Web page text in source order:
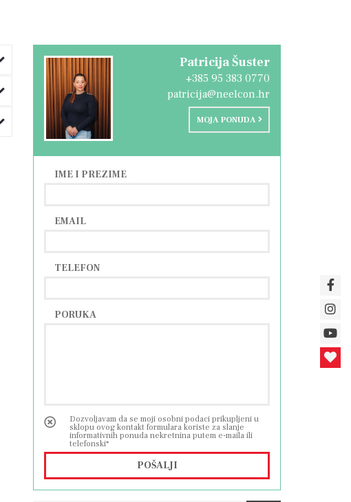
Patricija Šuster
+385 95 383 0770
patricija@neelcon.hr
MOJA PONUDA
IME I PREZIME
EMAIL
TELEFON
PORUKA
Dozvoljavam da se moji osobni podaci prikupljeni u
sklopu ovog kontakt formulara koriste za slanje
informativnih ponuda nekretnina putem e-maila ili
telefonski*
POŠALJI